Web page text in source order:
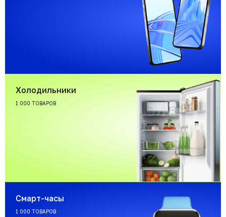
Холодильники
1 000 ТОВАРОВ
Смарт-часы
1 000 ТОВАРОВ